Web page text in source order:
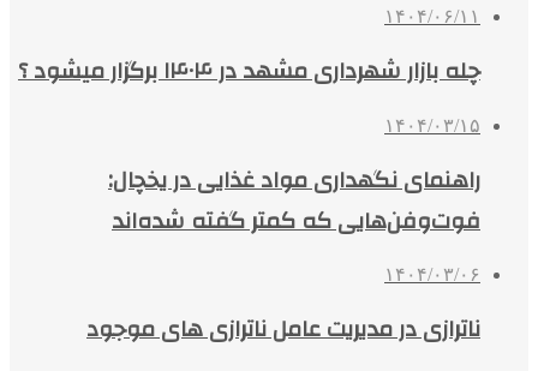
۱۴۰۴/۰۶/۱۱
چله بازار شهرداری مشهد در ۱۴۰۴ برگزار میشود ؟
۱۴۰۴/۰۳/۱۵
راهنمای نگهداری مواد غذایی در یخچال:
فوت‌وفن‌هایی که کمتر گفته شده‌اند
۱۴۰۴/۰۳/۰۶
ناترازی در مدیریت عامل ناترازی های موجود